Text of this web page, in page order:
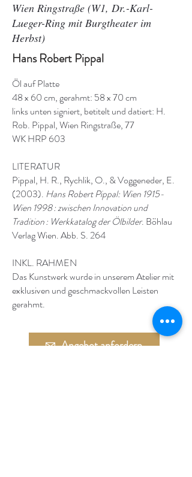
Wien Ringstraße (W1, Dr.-Karl-
Lueger-Ring mit Burgtheater im
Herbst)
Hans Robert Pippal
Öl auf Platte
48 x 60 cm, gerahmt: 58 x 70 cm
links unten signiert, betitelt und datiert: H.
Rob. Pippal, Wien Ringstraße, 77
WK HRP 603
LITERATUR
Pippal, H. R., Rychlik, O., & Voggeneder, E.
(2003). Hans Robert Pippal: Wien 1915-
Wien 1998 : zwischen Innovation und
Tradition : Werkkatalog der Ölbilder. Böhlau
Verlag Wien. Abb. S. 264
INKL. RAHMEN
Das Kunstwerk wurde in unserem Atelier mit
exklusiven und geschmackvollen Leisten
gerahmt.
Angebot anfordern